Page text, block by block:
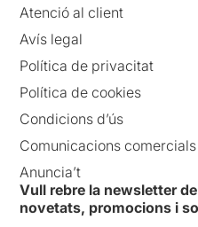
Atenció al client
Avís legal
Política de privacitat
Política de cookies
Condicions d’ús
Comunicacions
Anuncia’t
Vull rebre la newsletter
novetats, promocions i